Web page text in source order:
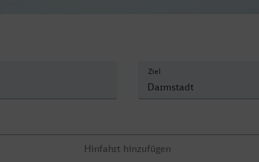
Ziel